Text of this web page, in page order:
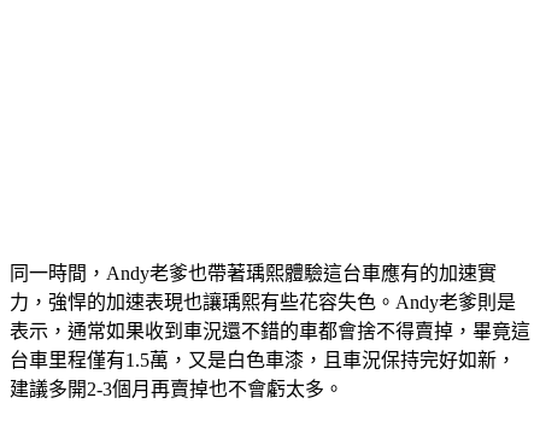
力，強悍的加速表現也讓瑀熙有些花容失色。Andy老爹則是
表示，通常如果收到車況還不錯的車都會捨不得賣掉，畢竟這
台車里程僅有1.5萬，又是白色車漆，且車況保持完好如新，
建議多開2-3個月再賣掉也不會虧太多。